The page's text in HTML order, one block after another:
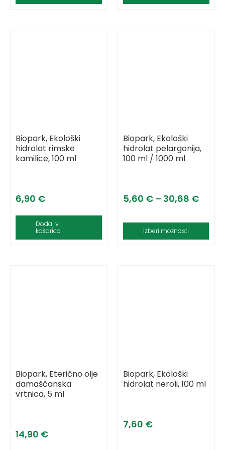
Biopark, Ekološki
hidrolat rimske
kamilice, 100 ml
6,90 €
Dodaj v
košarico
Biopark, Ekološki
hidrolat pelargonija,
100 ml / 1000 ml
5,60 € – 30,68 €
Izberi možnosti
Biopark, Eterično olje
damaščanska
vrtnica, 5 ml
14,90 €
Biopark, Ekološki
hidrolat neroli, 100 ml
7,60 €